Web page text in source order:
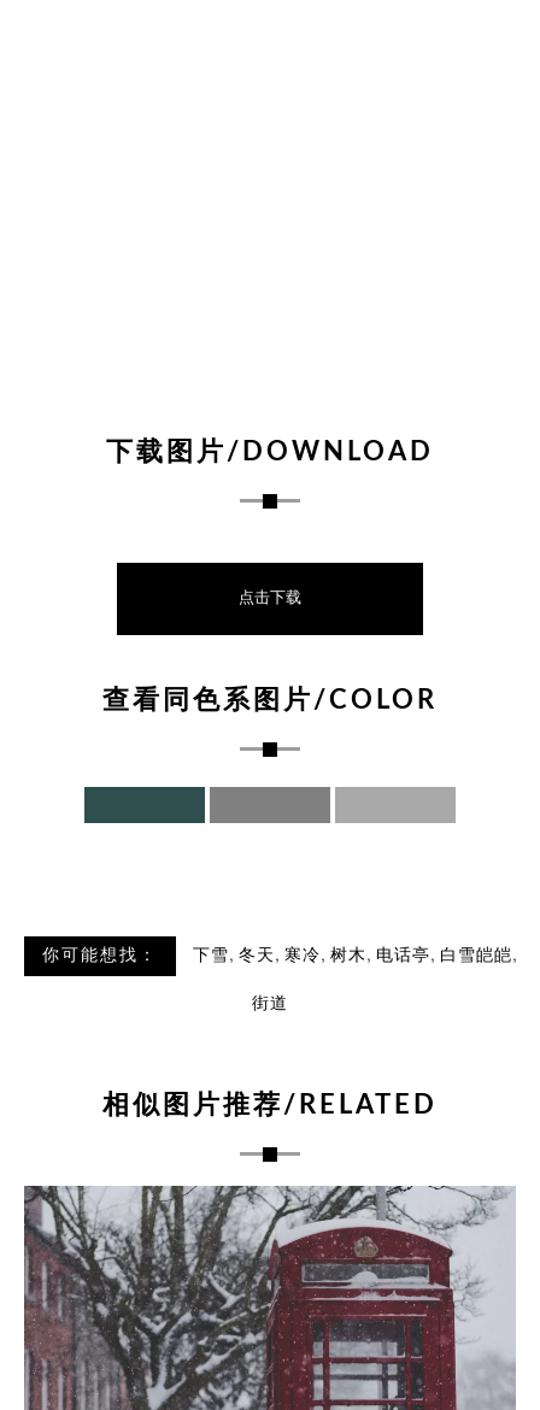
下载图片/DOWNLOAD
点击下载
查看同色系图片/COLOR
你可能想找： 下雪, 冬天 , 寒冷, 树木 , 电话亭, 白雪皑皑,
街道
相似图片推荐/RELATED